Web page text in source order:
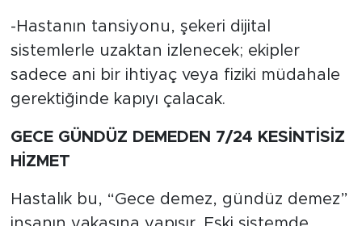
-Hastanın tansiyonu, şekeri dijital
sistemlerle uzaktan izlenecek; ekipler
sadece ani bir ihtiyaç veya fiziki müdahale
gerektiğinde kapıyı çalacak.
GECE GÜNDÜZ DEMEDEN 7/24 KESİNTİSİZ
HİZMET
Hastalık bu, “Gece demez, gündüz demez”